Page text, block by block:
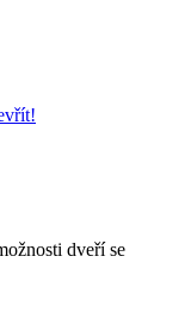
dveří se